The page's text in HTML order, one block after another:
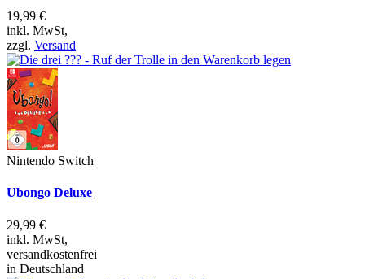
19,99 €
inkl. MwSt,
zzgl. Versand
Nintendo Switch
Ubongo Deluxe
29,99 €
inkl. MwSt,
versandkostenfrei
in Deutschland